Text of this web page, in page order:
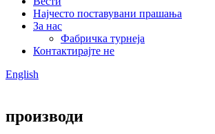
Најчесто поставувани прашања
За нас
Фабричка турнеја
Контактирајте не
English
производи